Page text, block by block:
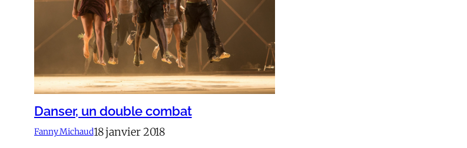
Danser, un double combat
Fanny Michaud18 janvier 2018